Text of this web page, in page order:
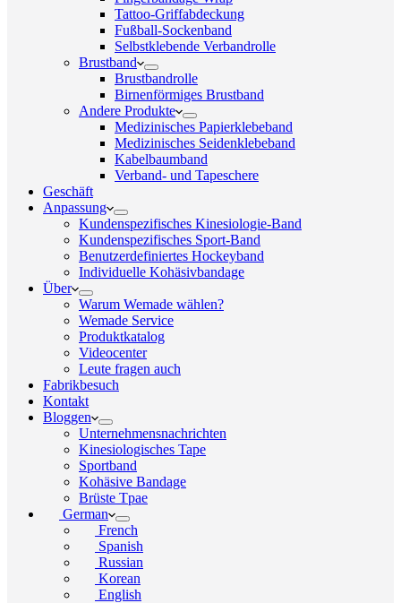
Tattoo-Griffabdeckung
Fußball-Sockenband
Selbstklebende Verbandrolle
Brustband
Brustbandrolle
Birnenförmiges Brustband
Andere Produkte
Medizinisches Papierklebeband
Medizinisches Seidenklebeband
Kabelbaumband
Verband- und Tapeschere
Geschäft
Anpassung
Kundenspezifisches Kinesiologie-Band
Kundenspezifisches Sport-Band
Benutzerdefiniertes Hockeyband
Individuelle Kohäsivbandage
Über
Warum Wemade wählen?
Wemade Service
Produktkatalog
Videocenter
Leute fragen auch
Fabrikbesuch
Kontakt
Bloggen
Unternehmensnachrichten
Kinesiologisches Tape
Sportband
Kohäsive Bandage
Brüste Tpae
German
French
Spanish
Russian
Korean
English